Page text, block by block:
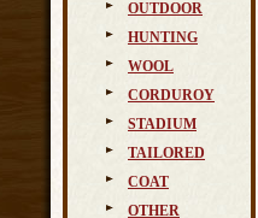
OUTDOOR
HUNTING
WOOL
CORDUROY
STADIUM
TAILORED
COAT
OTHER